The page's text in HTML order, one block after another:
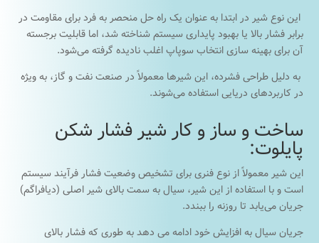
این نوع شیر در ابتدا به عنوان یک راه حل منحصر به فرد برای مقاومت در
برابر فشار بالا یا بهبود پایداری سیستم شناخته شد، اما قابلیت برجسته
آن برای بهینه سازی انتخاب سوپاپ اغلب نادیده گرفته می‌شود.
به دلیل طراحی فشرده، این شیرها معمولاً در صنعت نفت و گاز، به ویژه
در کاربردهای دریایی استفاده می‌شوند.
ساخت و ساز و کار شیر فشار شکن
پایلوت:
این شیر معمولاً از نوع فنری برای تشخیص وضعیت فشار فرآیند سیستم
است و با استفاده از این شیر، سیال به سمت بالای شیر اصلی (دیافراگم)
جریان می‌یابد تا روزنه را ببندد.
جریان سیال به افزایش خود ادامه می ‌دهد به طوری که فشار بالای